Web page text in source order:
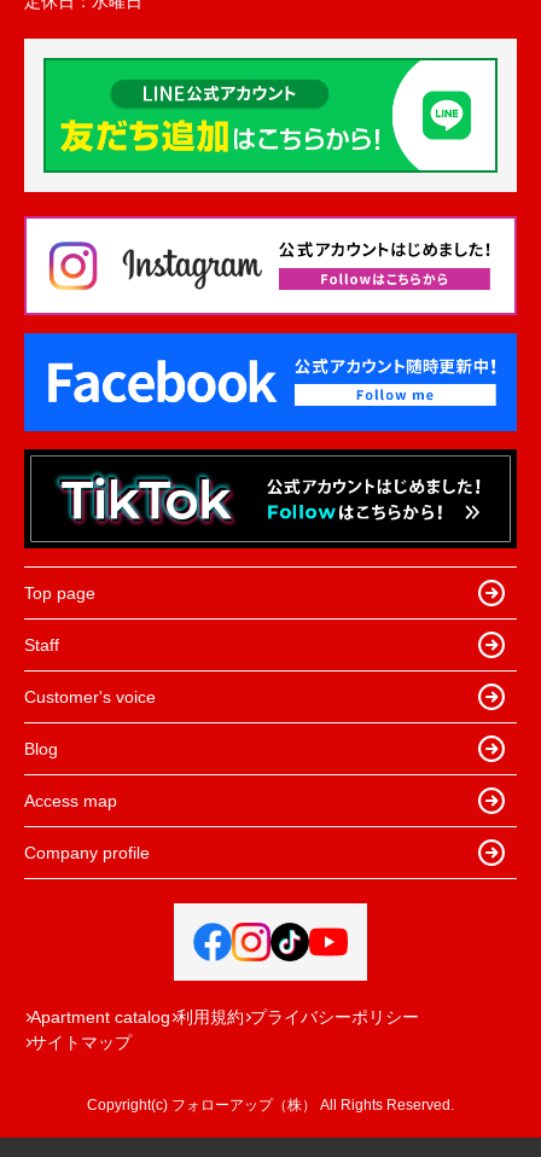
Top page
Staff
Customer's voice
Blog
Access map
Company profile
Apartment catalog 利用規約 プライバシーポリシー
サイトマップ
Copyright(c) フォローアップ（株） All Rights Reserved.